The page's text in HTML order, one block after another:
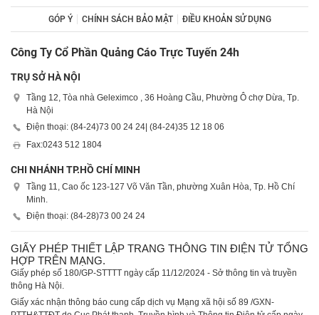
GÓP Ý CHÍNH SÁCH BẢO MẬT ĐIỀU KHOẢN SỬ DỤNG
Công Ty Cổ Phần Quảng Cáo Trực Tuyến 24h
TRỤ SỞ HÀ NỘI
Tầng 12, Tòa nhà Geleximco , 36 Hoàng Cầu, Phường Ô chợ Dừa, Tp.
Hà Nội
Điện thoại: (84-24)73 00 24 24 | (84-24)35 12 18 06
Fax:0243 512 1804
CHI NHÁNH TP.HỒ CHÍ MINH
Tầng 11, Cao ốc 123-127 Võ Văn Tần, phường Xuân Hòa, Tp. Hồ Chí
Minh.
Điện thoại: (84-28)73 00 24 24
GIẤY PHÉP THIẾT LẬP TRANG THÔNG TIN ĐIỆN TỬ TỔNG
HỢP TRÊN MẠNG.
Giấy phép số 180/GP-STTTT ngày cấp 11/12/2024 - Sở thông tin và truyền
thông Hà Nội.
Giấy xác nhận thông báo cung cấp dịch vụ Mạng xã hội số 89 /GXN-